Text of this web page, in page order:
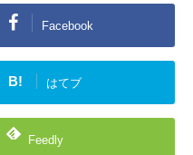
Facebook
B! はてブ
Feedly